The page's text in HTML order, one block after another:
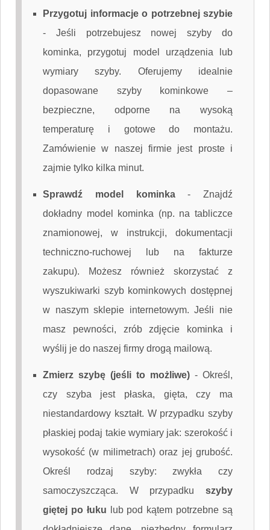
Przygotuj informacje o potrzebnej szybie
- Jeśli potrzebujesz nowej szyby do
kominka, przygotuj model urządzenia lub
wymiary szyby. Oferujemy idealnie
dopasowane szyby kominkowe –
bezpieczne, odporne na wysoką
temperaturę i gotowe do montażu.
Zamówienie w naszej firmie jest proste i
zajmie tylko kilka minut.
Sprawdź model kominka- Znajdź
dokładny model kominka (np. na tabliczce
znamionowej, w instrukcji, dokumentacji
techniczno-ruchowej lub na fakturze
zakupu). Możesz również skorzystać z
wyszukiwarki szyb kominkowych dostępnej
w naszym sklepie internetowym. Jeśli nie
masz pewności, zrób zdjęcie kominka i
wyślij je do naszej firmy drogą mailową.
Zmierz szybę (jeśli to możliwe) - Określ,
czy szyba jest płaska, gięta, czy ma
niestandardowy kształt. W przypadku szyby
płaskiej podaj takie wymiary jak: szerokość i
wysokość (w milimetrach) oraz jej grubość.
Określ rodzaj szyby: zwykła czy
samoczyszcząca. W przypadku szyby
giętej po łuku lub pod kątem potrzebne są